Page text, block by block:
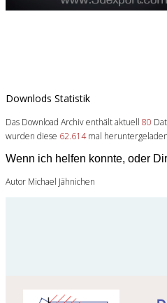
Downlods Statistik
Das Download Archiv enthält aktuell 80
wurden diese 62.614mal
Wenn ich helfen konnte, oder
Autor Michael Jähnichen